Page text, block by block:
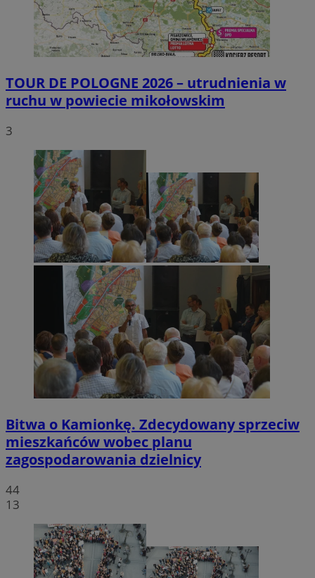
TOUR DE POLOGNE 2026 – utrudnienia w
ruchu w powiecie mikołowskim
3
Bitwa o Kamionkę. Zdecydowany sprzeciw
mieszkańców wobec planu
zagospodarowania dzielnicy
44
13